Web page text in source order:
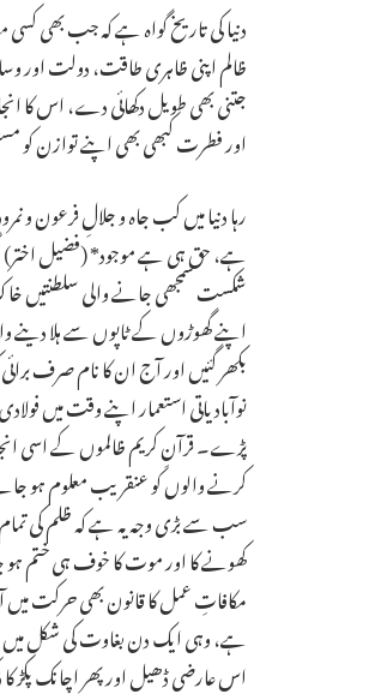
دنیا کی تاریخ گواہ ہے کہ جب بھی
ظالم اپنی ظاہری طاقت، دولت اور
جتنی بھی طویل دکھائی دے، اس کا
اور فطرت کبھی بھی اپنے توازن کو
رہا دنیا میں کب جاہ و جلالِ فرعون و
ہے، حق ہی ہے موجود* (فضیل اختر)
شکست سمجھی جانے والی سلطنتیں خاک
اپنے گھوڑوں کے ٹاپوں سے ہلا دینے
بکھر گئیں اور آج ان کا نام صرف برائی
نوآبادیاتی استعمار اپنے وقت میں
پڑے۔ قرآنِ کریم ظالموں کے اسی
کرنے والوں کو عنقریب معلوم ہو
سب سے بڑی وجہ یہ ہے کہ ظلم کی
کھونے کا اور موت کا خوف ہی ختم
مکافاتِ عمل کا قانون بھی حرکت میں
ہے، وہی ایک دن بغاوت کی شکل میں
اس عارضی ڈھیل اور پھر اچانک پکڑ